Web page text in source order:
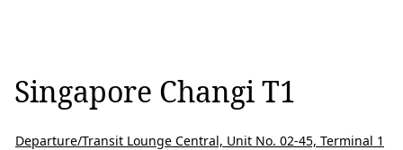
Singapore Changi T1
Departure/Transit Lounge Central, Unit No. 02-45, Terminal 1